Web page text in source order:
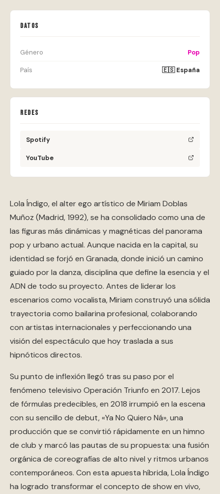
Lola Índigo, el alter ego artístico de Miriam Doblas
Muñoz (Madrid, 1992), se ha consolidado como una de
las figuras más dinámicas y magnéticas del panorama
pop y urbano actual. Aunque nacida en la capital, su
identidad se forjó en Granada, donde inició un camino
guiado por la danza, disciplina que define la esencia y el
ADN de todo su proyecto. Antes de liderar los
escenarios como vocalista, Miriam construyó una sólida
trayectoria como bailarina profesional, colaborando
con artistas internacionales y perfeccionando una
visión del espectáculo que hoy traslada a sus
hipnóticos directos.
Su punto de inflexión llegó tras su paso por el
fenómeno televisivo Operación Triunfo en 2017. Lejos
de fórmulas predecibles, en 2018 irrumpió en la escena
con su sencillo de debut, «Ya No Quiero Ná», una
producción que se convirtió rápidamente en un himno
de club y marcó las pautas de su propuesta: una fusión
orgánica de coreografías de alto nivel y ritmos urbanos
contemporáneos. Con esta apuesta híbrida, Lola Índigo
ha logrado transformar el concepto de show en vivo,
DATOS
Género Pop
País 🇪🇸 España
REDES
Spotify
YouTube